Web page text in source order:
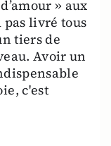
» aux
pas livré tous
tiers de
Avoir un
c'est